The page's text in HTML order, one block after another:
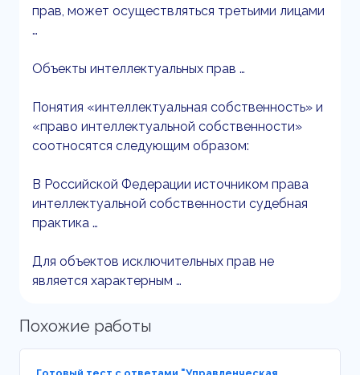
прав, может осуществляться третьими лицами
…
Объекты интеллектуальных прав …
Понятия «интеллектуальная собственность» и
«право интеллектуальной собственности»
соотносятся следующим образом:
В Российской Федерации источником права
интеллектуальной собственности судебная
практика …
Для объектов исключительных прав не
является характерным …
Похожие работы